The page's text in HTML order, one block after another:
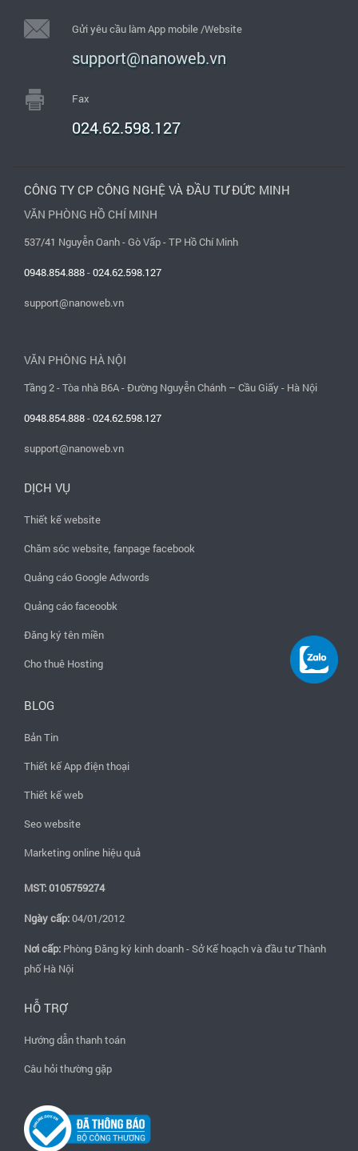
Gửi yêu cầu làm App mobile /Website
support@nanoweb.vn
Fax
024.62.598.127
CÔNG TY CP CÔNG NGHỆ VÀ ĐẦU TƯ ĐỨC MINH
VĂN PHÒNG HỒ CHÍ MINH
537/41 Nguyễn Oanh - Gò Vấp - TP Hồ Chí Minh
0948.854.888-024.62.598.127
support@nanoweb.vn
VĂN PHÒNG HÀ NỘI
Tầng 2 - Tòa nhà B6A - Đường Nguyễn Chánh – Cầu Giấy - Hà Nội
0948.854.888-024.62.598.127
support@nanoweb.vn
DỊCH VỤ
Thiết kế website
Chăm sóc website, fanpage facebook
Quảng cáo Google Adwords
Quảng cáo faceoobk
Đăng ký tên miền
Cho thuê Hosting
BLOG
Bản Tin
Thiết kế App điện thoại
Thiết kế web
Seo website
Marketing online hiệu quả
MST: 0105759274
Ngày cấp:04/01/2012
Nơi cấp: Phòng Đăng ký kinh doanh - Sở Kế hoạch và đầu tư Thành
phố Hà Nội
HỖ TRỢ
Hướng dẫn thanh toán
Câu hỏi thường gặp